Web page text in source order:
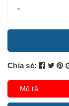
-
Chia sẻ:
Mô tả